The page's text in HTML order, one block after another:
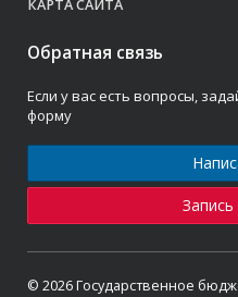
КАРТА САЙТА
Обратная связь
Если у вас есть вопросы,
форму
© 2026 Государственное